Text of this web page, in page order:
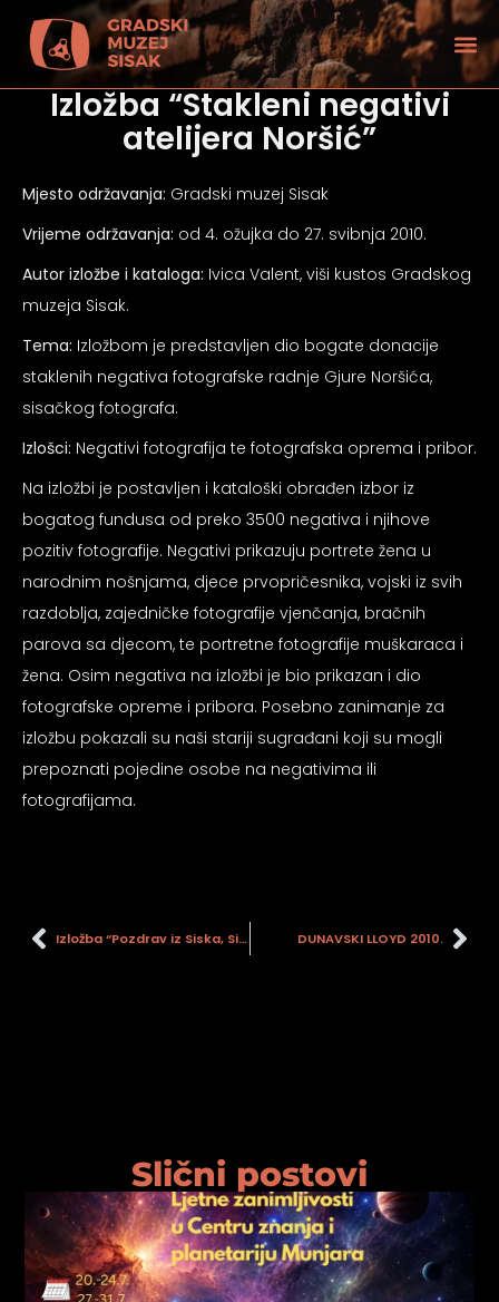
Izložba “Stakleni negativi
atelijera Noršić”
Mjesto održavanja: Gradski muzej Sisak
Vrijeme održavanja: od 4. ožujka do 27. svibnja 2010.
Autor izložbe i kataloga: Ivica Valent, viši kustos Gradskog
muzeja Sisak.
Tema: Izložbom je predstavljen dio bogate donacije
staklenih negativa fotografske radnje Gjure Noršića,
sisačkog fotografa.
Izlošci: Negativi fotografija te fotografska oprema i pribor.
Na izložbi je postavljen i kataloški obrađen izbor iz
bogatog fundusa od preko 3500 negativa i njihove
pozitiv fotografije. Negativi prikazuju portrete žena u
narodnim nošnjama, djece prvopričesnika, vojski iz svih
razdoblja, zajedničke fotografije vjenčanja, bračnih
parova sa djecom, te portretne fotografije muškaraca i
žena. Osim negativa na izložbi je bio prikazan i dio
fotografske opreme i pribora. Posebno zanimanje za
izložbu pokazali su naši stariji sugrađani koji su mogli
prepoznati pojedine osobe na negativima ili
fotografijama.
Izložba “Pozdrav iz Siska, Sisak na starim razglednicama iz zbirke Gradskog muzeja Sisak” DUNAVSKI LLOYD 2010.
Slični postovi